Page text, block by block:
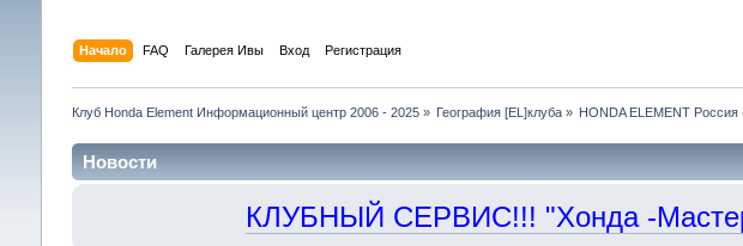
Начало FAQ Галерея Ивы Вход Регистрация
Клуб Honda Element Информационный центр 2006 - 2025» География [EL]клуба » HONDA ELEMENT Россия
Новости
КЛУБНЫЙ СЕРВИС!!! "Хонда -